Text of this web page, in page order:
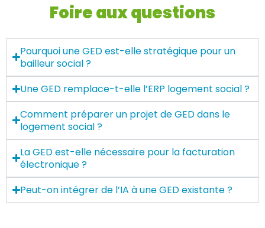
Foire aux questions
Pourquoi une GED est-elle stratégique pour un
bailleur social ?
Une GED remplace-t-elle l’ERP logement social ?
Comment préparer un projet de GED dans le
logement social ?
La GED est-elle nécessaire pour la facturation
électronique ?
Peut-on intégrer de l’IA à une GED existante ?